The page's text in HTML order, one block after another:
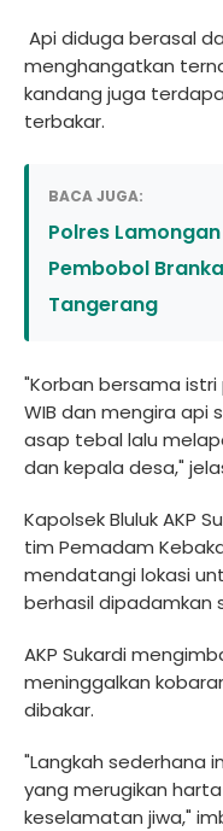
Api diduga berasal
menghangatkan
kandang juga
terbakar.
BACA JUGA:
Polres
Pembobol
Tangerang
"Korban bersama istri
WIB dan mengira api
asap tebal lalu
dan kepala desa,"
Kapolsek Bluluk AKP
tim Pemadam
mendatangi lokasi
berhasil dipadamkan
AKP Sukardi
meninggalkan
dibakar.
"Langkah sederhana
yang merugikan
keselamatan jiwa,"